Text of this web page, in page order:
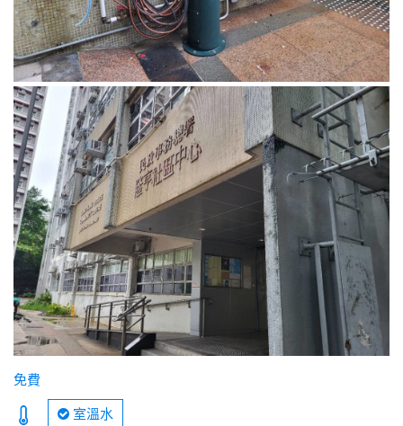
免費
室溫水